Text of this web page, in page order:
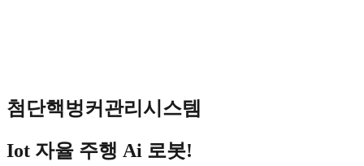
첨단핵벙커관리시스템
Iot 자율 주행 Ai 로봇!